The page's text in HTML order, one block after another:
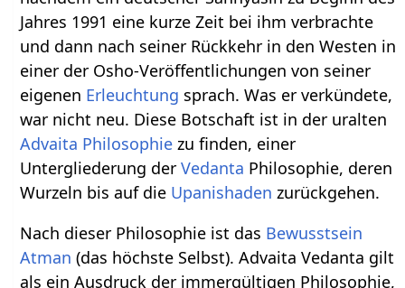
Jahres 1991 eine kurze Zeit bei ihm verbrachte
und dann nach seiner Rückkehr in den Westen in
einer der Osho-Veröffentlichungen von seiner
eigenen Erleuchtung sprach. Was er verkündete,
war nicht neu. Diese Botschaft ist in der uralten
Advaita Philosophie zu finden, einer
Untergliederung derVedanta Philosophie, deren
Wurzeln bis auf die Upanishaden zurückgehen.
Nach dieser Philosophie ist das Bewusstsein
Atman (das höchste Selbst). Advaita Vedanta gilt
als ein Ausdruck der immergültigen Philosophie,